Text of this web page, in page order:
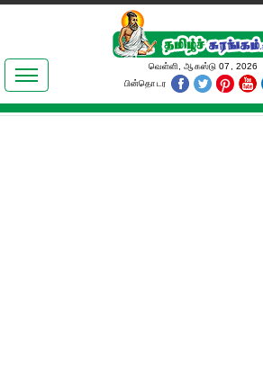
இலக்கியங்கள்
தமிழ் உலகம்
வெள்ளி, ஆகஸ்டு 07, 2026
பின்தொடர